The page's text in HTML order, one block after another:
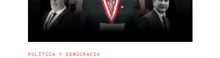
POLÍTICA Y DEMOCRACIA